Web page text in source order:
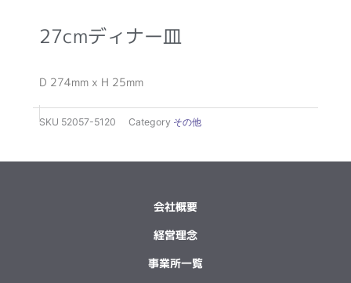
27cmディナー皿
D 274mm x H 25mm
SKU 52057-5120 Category その他
会社概要
経営理念
事業所一覧